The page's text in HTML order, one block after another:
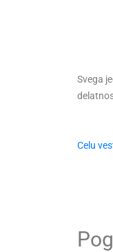
Svega
Celu